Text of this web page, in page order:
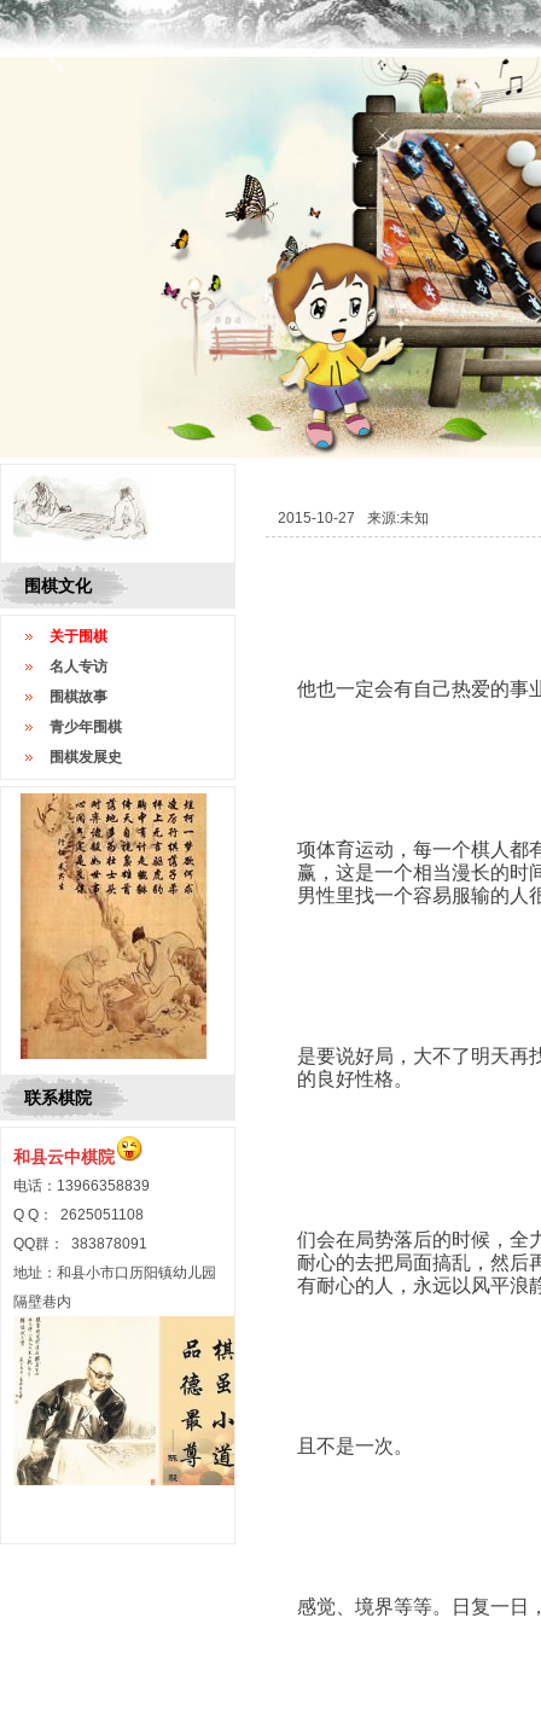
围棋文化
关于围棋
名人专访
围棋故事
青少年围棋
围棋发展史
联系棋院
和县云中棋院
电话：13966358839
Q Q： 2625051108
QQ群： 383878091
地址：和县小市口历阳镇幼儿园
隔壁巷内
2015-10-27 来源:未知
他也一定会有自己热爱的事
项体育运动，每一个棋人
赢，这是一个相当漫长的时
男性里找一个容易服输的人
是要说好局，大不了明天再
的良好性格。
们会在局势落后的时候，全
耐心的去把局面搞乱，然后
有耐心的人，永远以风平浪
且不是一次。
感觉、境界等等。日复一日